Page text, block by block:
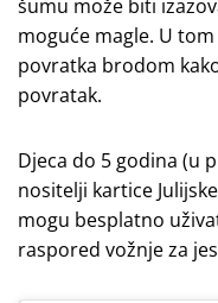
šumu može biti
moguće magle. U
povratka brodom
povratak.
Djeca do 5 godina (u
nositelji kartice
mogu besplatno
raspored vožnje za